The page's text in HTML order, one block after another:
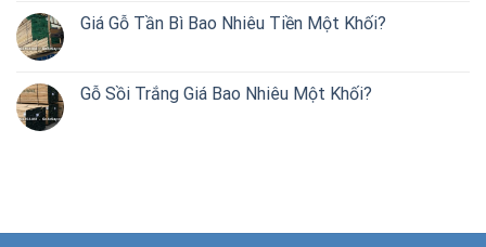
Giá Gỗ Tần Bì Bao Nhiêu Tiền Một Khối?
Gỗ Sồi Trắng Giá Bao Nhiêu Một Khối?